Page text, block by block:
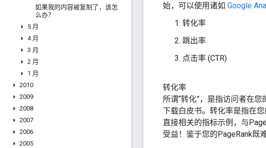
如果我的内容被复制了，该怎
么办？
5 月
4 月
3 月
2 月
1 月
2010
2009
2008
2007
2006
2005
始，可以使用诸如 Google
转化率
跳出率
点击率 (CTR)
转化率
所谓“转化”，是指访问者在
下载白皮书。转化率是指在
直接相关的指标示例，与
受益！鉴于您的PageRank既